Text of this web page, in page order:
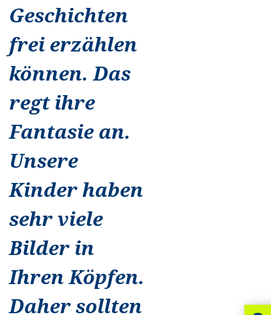
Geschichten
frei erzählen
können. Das
regt ihre
Fantasie an.
Unsere
Kinder haben
sehr viele
Bilder in
Ihren Köpfen.
Daher sollten